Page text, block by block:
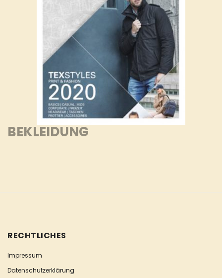
BEKLEIDUNG
RECHTLICHES
Impressum
Datenschutzerklärung